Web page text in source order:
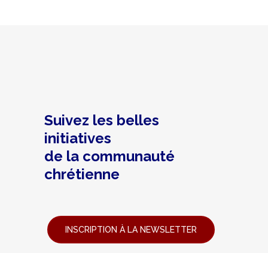
Suivez les belles
initiatives
de la communauté
chrétienne
INSCRIPTION À LA NEWSLETTER